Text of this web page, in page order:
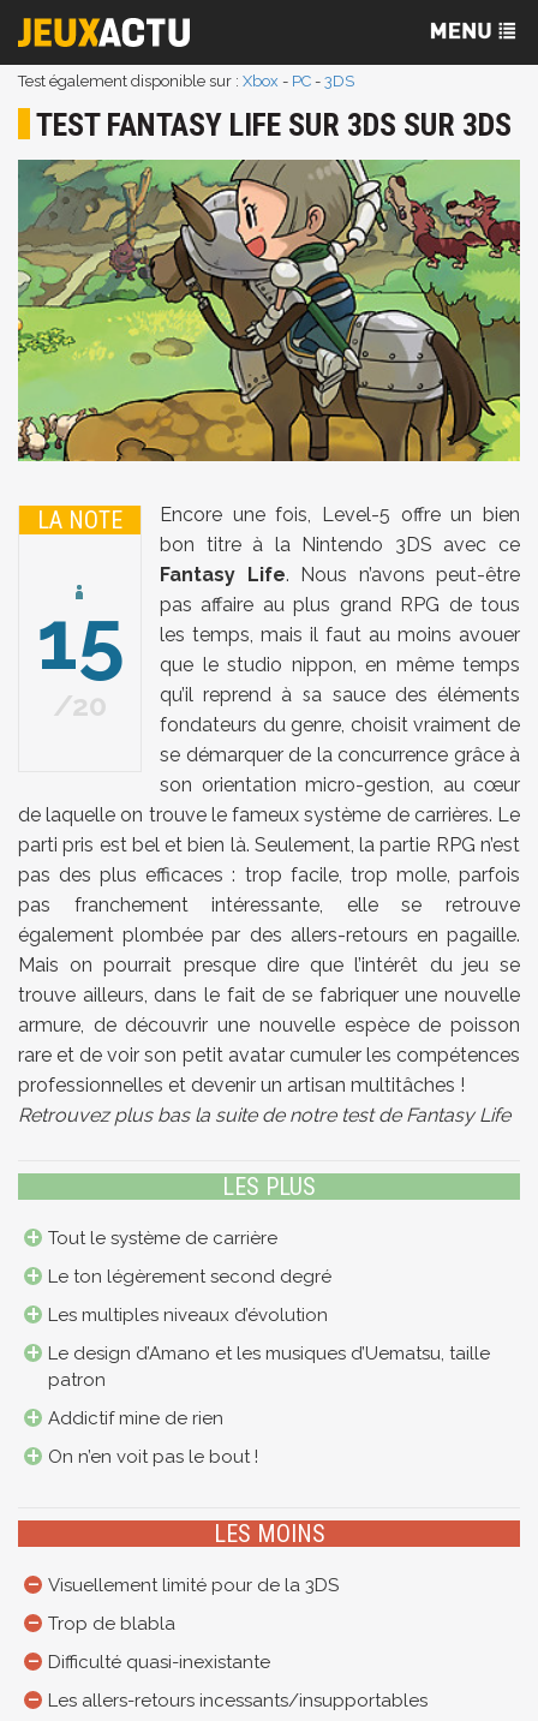
Test également disponible sur : Xbox - PC - 3DS
TEST FANTASY LIFE SUR 3DS SUR 3DS
LA NOTE
15
20
Encore une fois, Level-5 offre un bien
bon titre à la Nintendo 3DS avec ce
Fantasy Life. Nous n’avons peut-être
pas affaire au plus grand RPG de tous
les temps, mais il faut au moins avouer
que le studio nippon, en même temps
qu’il reprend à sa sauce des éléments
fondateurs du genre, choisit vraiment de
se démarquer de la concurrence grâce à
son orientation micro-gestion, au cœur
de laquelle on trouve le fameux système de carrières. Le
parti pris est bel et bien là. Seulement, la partie RPG n’est
pas des plus efficaces : trop facile, trop molle, parfois
pas franchement intéressante, elle se retrouve
également plombée par des allers-retours en pagaille.
Mais on pourrait presque dire que l’intérêt du jeu se
trouve ailleurs, dans le fait de se fabriquer une nouvelle
armure, de découvrir une nouvelle espèce de poisson
rare et de voir son petit avatar cumuler les compétences
professionnelles et devenir un artisan multitâches !
Retrouvez plus bas la suite de notre test de Fantasy Life
LES PLUS
Tout le système de carrière
Le ton légèrement second degré
Les multiples niveaux d’évolution
Le design d’Amano et les musiques d’Uematsu, taille
patron
Addictif mine de rien
On n’en voit pas le bout !
LES MOINS
Visuellement limité pour de la 3DS
Trop de blabla
Difficulté quasi-inexistante
Les allers-retours incessants/insupportables